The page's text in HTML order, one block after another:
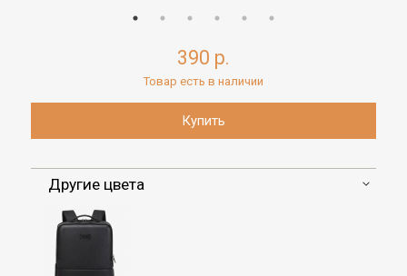
390 р.
Товар есть в наличии
Другие цвета